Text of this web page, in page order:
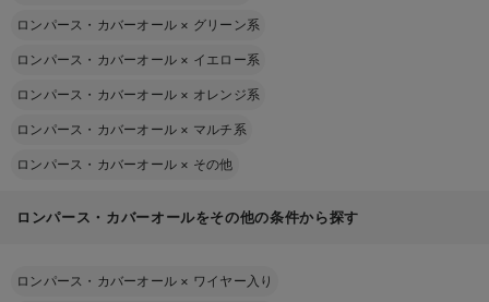
ロンパース・カバーオール × グリーン系
ロンパース・カバーオール × イエロー系
ロンパース・カバーオール × オレンジ系
ロンパース・カバーオール × マルチ系
ロンパース・カバーオール × その他
ロンパース・カバーオールをその他の条件から探す
ロンパース・カバーオール × ワイヤー入り